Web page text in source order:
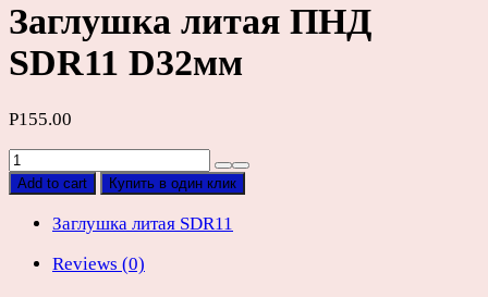
Заглушка литая ПНД
SDR11 D32мм
Р155.00
Заглушка
литая
SDR11
quantity
Add to cart Купить в один клик
Заглушка литая SDR11
Reviews (0)